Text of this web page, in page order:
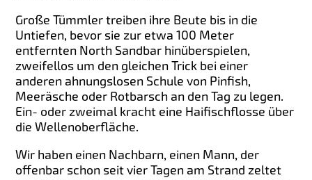
Große Tümmler treiben ihre Beute bis in die
Untiefen, bevor sie zur etwa 100 Meter
entfernten North Sandbar hinüberspielen,
zweifellos um den gleichen Trick bei einer
anderen ahnungslosen Schule von Pinfish,
Meeräsche oder Rotbarsch an den Tag zu legen.
Ein- oder zweimal kracht eine Haifischflosse über
die Wellenoberfläche.
Wir haben einen Nachbarn, einen Mann, der
offenbar schon seit vier Tagen am Strand zeltet